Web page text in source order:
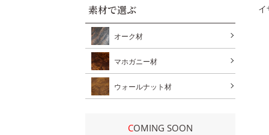
イ
素材で選ぶ
オーク材
マホガニー材
ウォールナット材
COMING SOON